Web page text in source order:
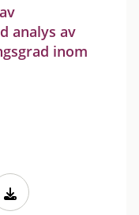
analys av
inom